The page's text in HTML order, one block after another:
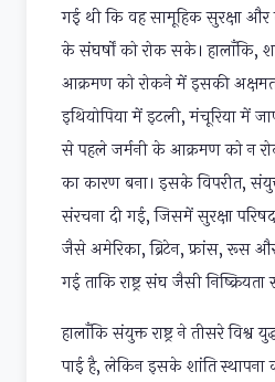
गई थी कि वह सामूहिक सुरक्षा
के संघर्षों को रोक सके। हालाँकि,
आक्रमण को रोकने में इसकी
इथियोपिया में इटली, मंचूरिया में
से पहले जर्मनी के आक्रमण को न
का कारण बना। इसके विपरीत,
संरचना दी गई, जिसमें सुरक्षा
जैसे अमेरिका, ब्रिटेन, फ्रांस, रूस
गई ताकि राष्ट्र संघ जैसी
हालाँकि संयुक्त राष्ट्र ने तीसरे
पाई है, लेकिन इसके शांति